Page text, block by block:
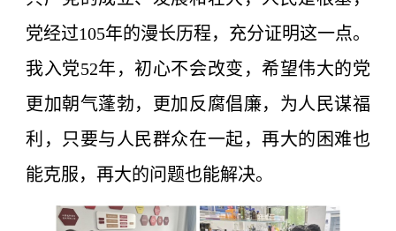
党经过105年的漫长历程，充分证明这一点。
我入党52年，初心不会改变，希望伟大的党
更加朝气蓬勃，更加反腐倡廉，为人民谋福
利，只要与人民群众在一起，再大的困难也
能克服，再大的问题也能解决。